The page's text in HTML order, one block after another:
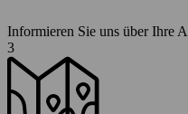
Informieren Sie uns über Ihre
3